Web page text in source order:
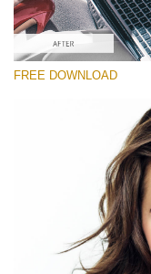
Entire Collection
(2067 Lr Presets)
FREE DOWNLOAD